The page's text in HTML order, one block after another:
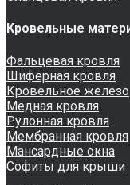
Кровельные
Фальцевая кровля
Шиферная кровля
Кровельное железо
Медная кровля
Рулонная кровля
Мембранная кровля
Мансардные окна
Софиты для крыши